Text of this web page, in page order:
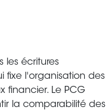
les écritures
fixe l'organisation des
Le PCG
la comparabilité des